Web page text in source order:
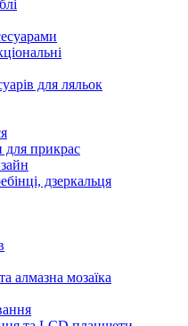
для ляльок
для прикрас
дзеркальця
алмазна мозаїка